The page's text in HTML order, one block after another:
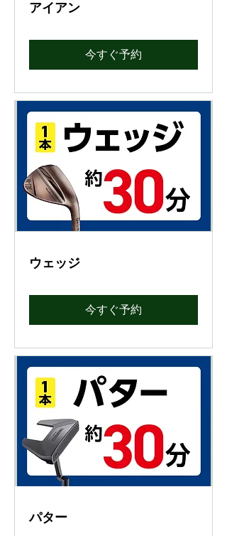
アイアン
今すぐ予約
ウェッジ
今すぐ予約
パター